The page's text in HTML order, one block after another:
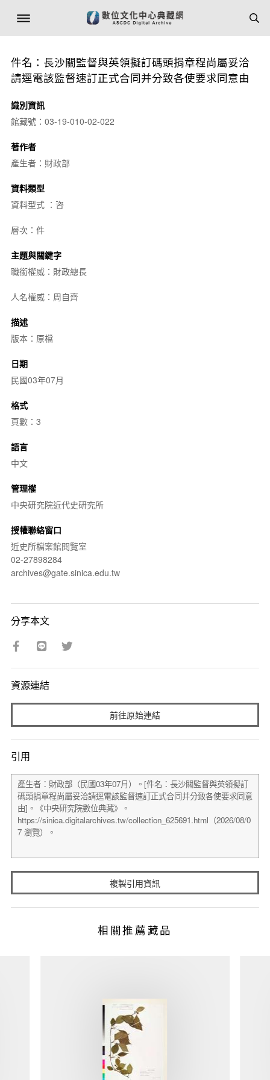
件名：長沙關監督與英領擬訂碼頭捐章程尚屬妥洽
請逕電該監督速訂正式合同并分致各使要求同意由
識別資訊
館藏號：03-19-010-02-022
著作者
產生者：財政部
資料類型
資料型式 ：咨
層次：件
主題與關鍵字
職銜權威：財政總長
人名權威：周自齊
描述
版本：原檔
日期
民國03年07月
格式
頁數：3
語言
中文
管理權
中央研究院近代史研究所
授權聯絡窗口
近史所檔案館閱覽室
02-27898284
archives@gate.sinica.edu.tw
分享本文
資源連結
前往原始連結
引用
複製引用資訊
相關推薦藏品